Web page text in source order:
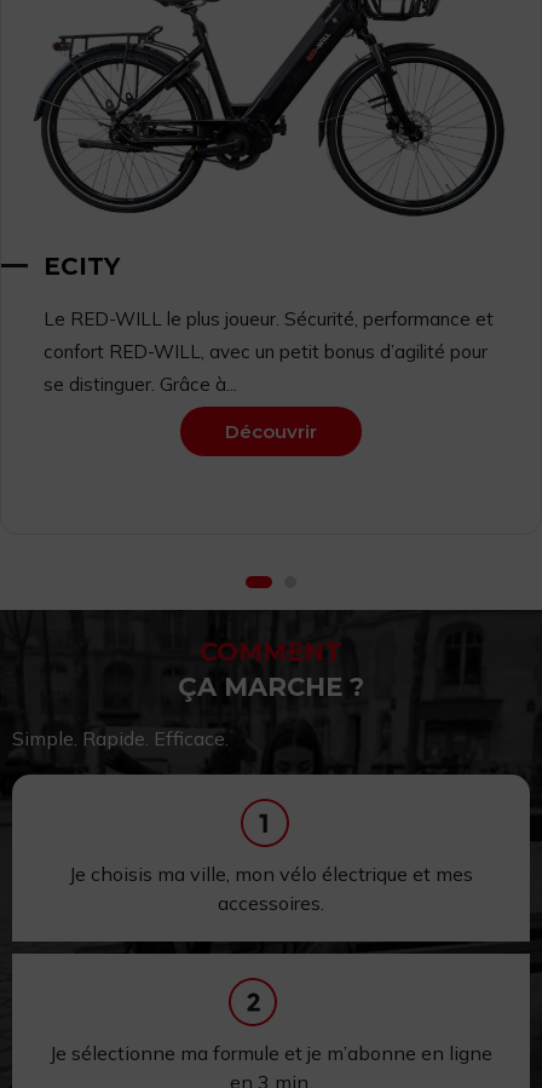
ECITY
Le RED-WILL le plus joueur. Sécurité, performance et
confort RED-WILL, avec un petit bonus d’agilité pour
se distinguer. Grâce à...
Découvrir
COMMENT
ÇA MARCHE ?
Simple. Rapide. Efficace.
Je choisis ma ville, mon vélo électrique et mes
accessoires.
Je sélectionne ma formule et je m’abonne en ligne
en 3 min.